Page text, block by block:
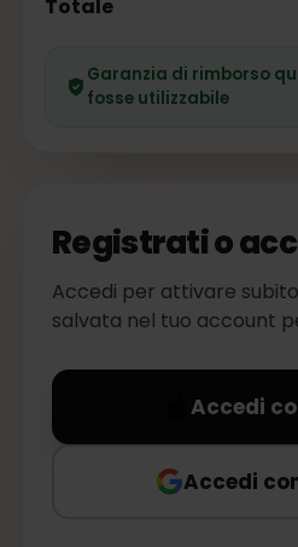
Totale
Garanzia di rimborso
fosse utilizzabile
Registrati o
Accedi per attivare
salvata nel tuo account
Accedi
Accedi